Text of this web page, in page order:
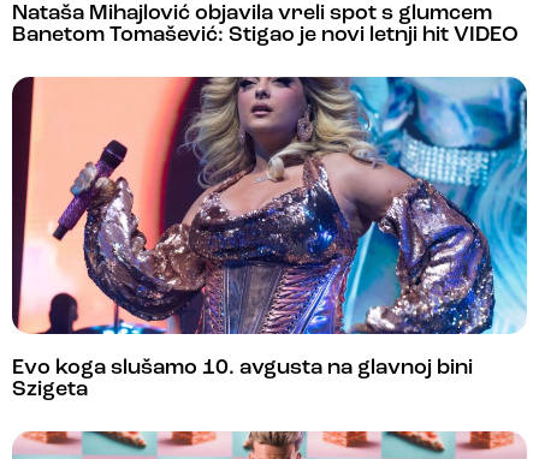
Nataša Mihajlović objavila vreli spot s glumcem
Banetom Tomašević: Stigao je novi letnji hit VIDEO
Evo koga slušamo 10. avgusta na glavnoj bini
Szigeta